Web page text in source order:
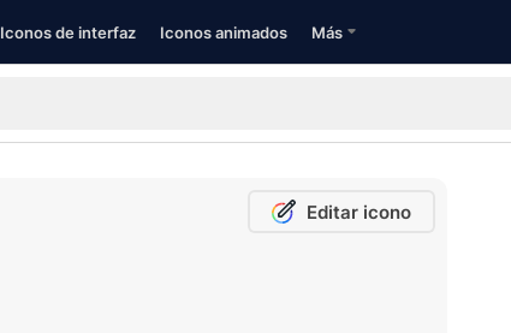
Iconos de interfaz Iconos animados Más
Editar icono